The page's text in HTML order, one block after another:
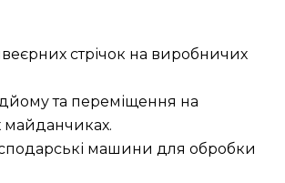
стрічок на виробничих
та переміщення на
майданчиках.
машини для обробки